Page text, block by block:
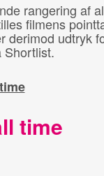
rangering af
filmens
derimod udtryk
time